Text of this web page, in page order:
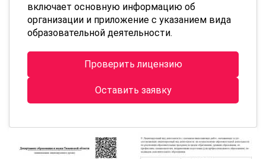
включает основную информацию об
организации и приложение с указанием вида
образовательной деятельности.
Проверить лицензию
Оставить заявку